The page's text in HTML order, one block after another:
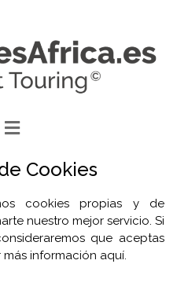
Cookies
cookies propias y de
nuestro mejor servicio. Si
que aceptas
información aquí.